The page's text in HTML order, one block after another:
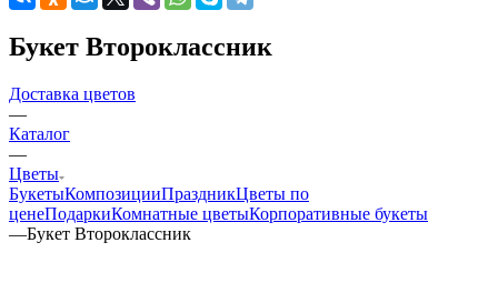
Букет Второклассник
Доставка цветов
—
Каталог
—
Цветы
БукетыКомпозицииПраздникЦветы по
ценеПодаркиКомнатные цветыКорпоративные букеты
—Букет Второклассник